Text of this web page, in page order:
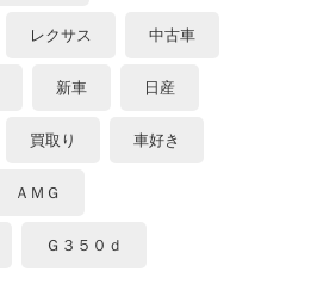
レクサス 中古車
新車 日産
買取り 車好き
ＡＭＧ
Ｇ３５０ｄ